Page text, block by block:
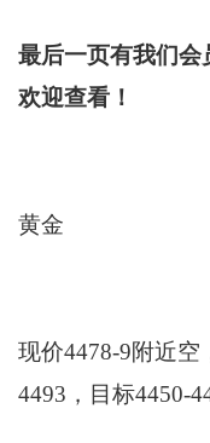
最后一页有我们会
欢迎查看！
黄金
现价4478-9附近空
4493，目标4450-